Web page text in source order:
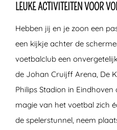
LEUKE ACTIVITEITEN VOOR
Hebben jij en je zoon een
een kijkje achter de
voetbalclub een
de Johan Cruijff Arena, De
Philips Stadion in
magie van het voetbal zich
de spelerstunnel, neem